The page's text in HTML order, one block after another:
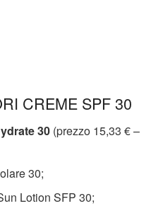
CREME SPF 30
30 (prezzo 15,33 € –
30;
Lotion SFP 30;